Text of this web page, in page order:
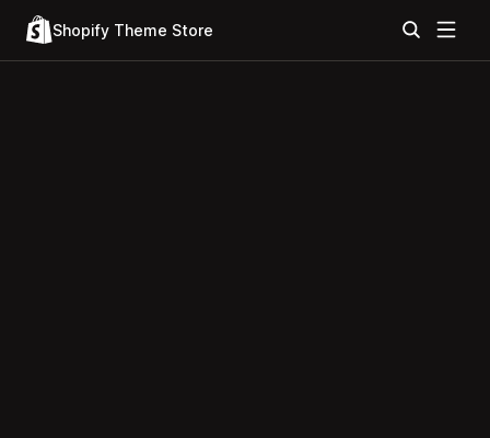
Shopify Theme Store